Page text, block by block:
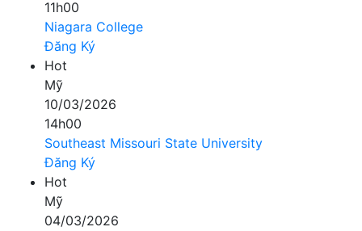
11h00
Niagara College
Đăng Ký
Hot
Mỹ
10/03/2026
14h00
Southeast Missouri State University
Đăng Ký
Hot
Mỹ
04/03/2026